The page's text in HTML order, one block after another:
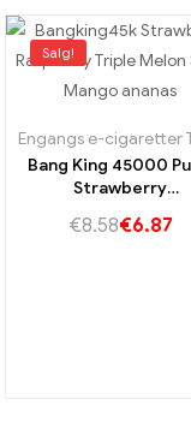
Salg!
Bang King 45000
Strawberry
og Sour Mango
€8.58€6.87